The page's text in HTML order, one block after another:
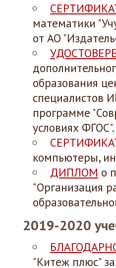
математики
от АО
образования
специалистов
программе
условиях ФГОС".
компьютеры,
ДИПЛОМ о
"Организация
2019-2020
"Китеж плюс"